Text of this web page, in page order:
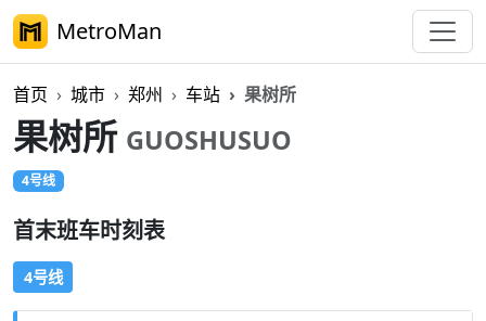
MetroMan
首页 城市 郑州 车站 果树所
果树所 GUOSHUSUO
4号线
首末班车时刻表
4号线